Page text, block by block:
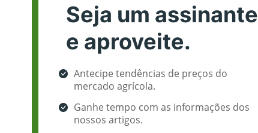
Seja um assinante
e aproveite.
Antecipe tendências de preços do
mercado agrícola.
Ganhe tempo com as informações dos
nossos artigos.